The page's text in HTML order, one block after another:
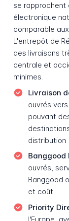
se rapprochent
électronique
comparable
L'entrepôt de
des livraisons
centrale et
minimes.
Livraison
ouvrés
pouvant
distribution
Banggood
ouvrés,
Banggood
et coût
Priority